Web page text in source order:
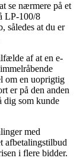
se nærmere på et
LP-100/8
således at du er
af at en e-
om en uoprigtig
er på den anden
dig som kunde
med
afbetalingstilbud
i flere bidder.